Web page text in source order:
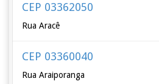
CEP 03362050
Rua Aracê
CEP 03360040
Rua Araiporanga